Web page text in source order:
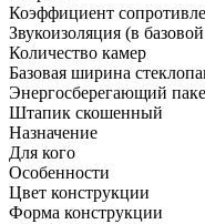
Коэффициент
Звукоизоляция (в
Количество камер
Базовая ширина
Энергосберегающий
Штапик скошенный
Назначение
Для кого
Особенности
Цвет конструкции
Форма конструкции